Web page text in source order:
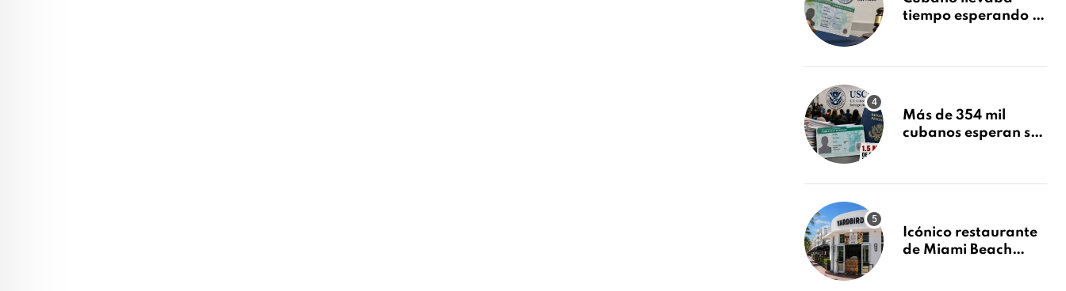
tiempo esperando su
tras Writ of
Más de 354 mil
cubanos esperan su
millones de
Icónico restaurante
de Miami Beach